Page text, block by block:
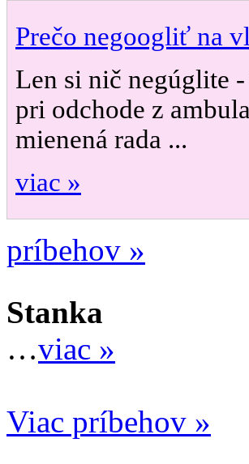
Prečo negoogliť na
Len si nič negúglite
pri odchode z
mienená rada ...
viac »
príbehov »
Stanka
…viac »
Viac príbehov »